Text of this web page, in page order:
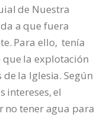
de Nuestra
a que fuera
Para ello, tenía
la explotación
la Iglesia. Según
intereses, el
tener agua para